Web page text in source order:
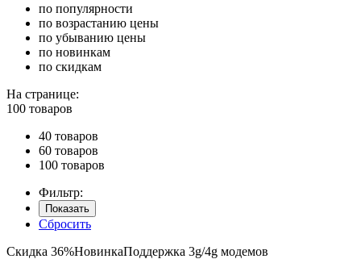
по популярности
по возрастанию цены
по убыванию цены
по новинкам
по скидкам
На странице:
100 товаров
40 товаров
60 товаров
100 товаров
Фильтр:
Показать
Сбросить
Скидка 36%НовинкаПоддержка 3g/4g модемов